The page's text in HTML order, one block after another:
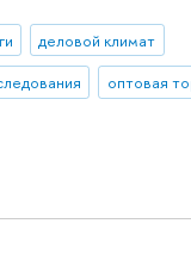
деловой климат
оптовая